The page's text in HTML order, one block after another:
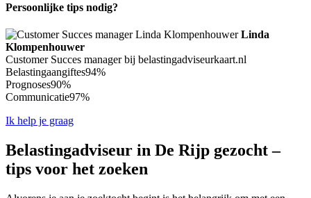
Persoonlijke tips nodig?
Linda
Klompenhouwer
Customer Succes manager bij belastingadviseurkaart.nl
Belastingaangiftes94%
Prognoses90%
Communicatie97%
Ik help je graag
Belastingadviseur in De Rijp gezocht –
tips voor het zoeken